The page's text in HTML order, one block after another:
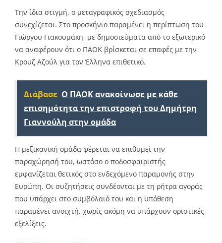
Την ίδια στιγμή, ο μεταγραφικός σχεδιασμός
συνεχίζεται. Στο προσκήνιο παραμένει η περίπτωση του
Γιώργου Γιακουμάκη, με δημοσιεύματα από το εξωτερικό
να αναφέρουν ότι ο ΠΑΟΚ βρίσκεται σε επαφές με την
Κρουζ Αζούλ για τον Έλληνα επιθετικό.
Διάβασε Ο ΠΑΟΚ ανακοίνωσε με κάθε
επισημότητα την επιστροφή του Δημήτρη
Γιαννούλη στην ομάδα
Η μεξικανική ομάδα φέρεται να επιθυμεί την
παραχώρησή του, ωστόσο ο ποδοσφαιριστής
εμφανίζεται θετικός στο ενδεχόμενο παραμονής στην
Ευρώπη. Οι συζητήσεις συνδέονται με τη ρήτρα αγοράς
που υπάρχει στο συμβόλαιό του και η υπόθεση
παραμένει ανοιχτή, χωρίς ακόμη να υπάρχουν οριστικές
εξελίξεις.